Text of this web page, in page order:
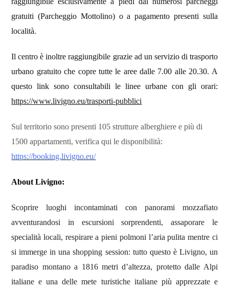
gratuiti (Parcheggio Mottolino) o a pagamento presenti sulla
località.
Il centro è inoltre raggiungibile grazie ad un servizio di trasporto
urbano gratuito che copre tutte le aree dalle 7.00 alle 20.30. A
questo link sono consultabili le linee urbane con gli orari:
https://www.livigno.eu/trasporti-pubblici
Sul territorio sono presenti 105 strutture alberghiere e più di
1500 appartamenti, verifica qui le disponibilità:
https://booking.livigno.eu/
About Livigno:
Scoprire luoghi incontaminati con panorami mozzafiato
avventurandosi in escursioni sorprendenti, assaporare le
specialità locali, respirare a pieni polmoni l’aria pulita mentre ci
si immerge in una shopping session: tutto questo è Livigno, un
paradiso montano a 1816 metri d’altezza, protetto dalle Alpi
italiane e una delle mete turistiche italiane più apprezzate e